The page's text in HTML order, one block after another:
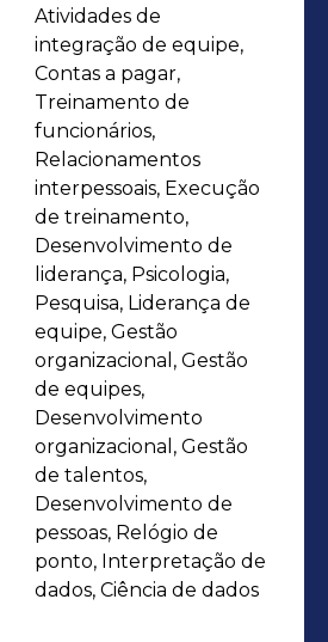
identificar talentos e
aprimoradas pelo
renomadas como:
LinkedIn,
Indeed. Minha
pessoas me
Treinamento e
onde atuo no
e criação de conteúdos
dos colaboradores.
responsável pela
novos funcionários,
experiência
Minha
para o sucesso da
da construção de
talentosos e
Atividades de
integração de equipe,
Contas a pagar,
Treinamento de
funcionários,
Relacionamentos
interpessoais, Execução
de treinamento,
Desenvolvimento de
liderança, Psicologia,
Pesquisa, Liderança de
equipe, Gestão
organizacional, Gestão
de equipes,
Desenvolvimento
organizacional, Gestão
de talentos,
Desenvolvimento de
pessoas, Relógio de
ponto, Interpretação de
dados, Ciência de dados